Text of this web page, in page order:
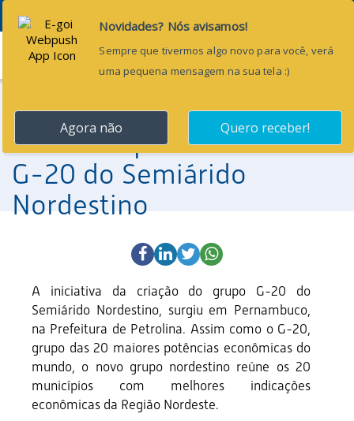
Menu
10 de julho de 2015
Ceará tem maior número
de municípios incluídos no
G-20 do Semiárido
Nordestino
A iniciativa da criação do grupo G-20 do
Semiárido Nordestino, surgiu em Pernambuco,
na Prefeitura de Petrolina. Assim como o G-20,
grupo das 20 maiores potências econômicas do
mundo, o novo grupo nordestino reúne os 20
municípios com melhores indicações
econômicas da Região Nordeste.